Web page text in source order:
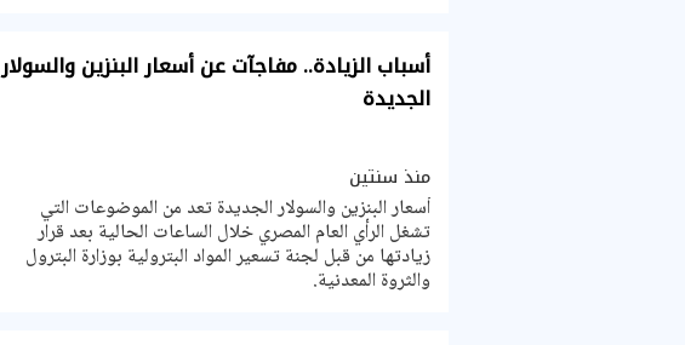
أسباب الزيادة.. مفاجآت عن أسعار البنزين والسولار
الجديدة
منذ سنتين
أسعار البنزين والسولار الجديدة تعد من الموضوعات التي
تشغل الرأي العام المصري خلال الساعات الحالية بعد قرار
زيادتها من قبل لجنة تسعير المواد البترولية بوزارة البترول
والثروة المعدنية.